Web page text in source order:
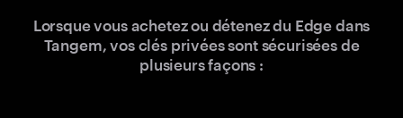
Lorsque vous achetez ou détenez du Edge dans
Tangem, vos clés privées sont sécurisées de
plusieurs façons :